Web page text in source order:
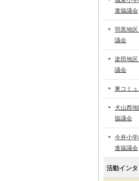
進協議会
羽黒地
議会
楽田地
議会
東コミ
犬山西
協議会
今井小
進協議会
活動イン